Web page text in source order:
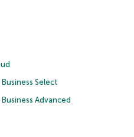
Select
Advanced